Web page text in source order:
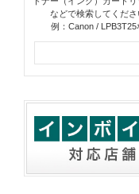
などで検索してくださ
例：Canon / LPB3T25